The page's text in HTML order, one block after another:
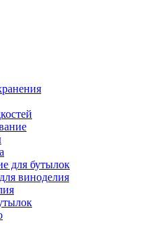
для бутылок
виноделия